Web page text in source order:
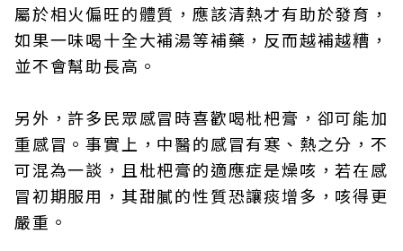
屬於相火偏旺的體質，應該清熱才有助於發育，
如果一味喝十全大補湯等補藥，反而越補越糟，
並不會幫助長高。
另外，許多民眾感冒時喜歡喝枇杷膏，卻可能加
重感冒。事實上，中醫的感冒有寒、熱之分，不
可混為一談，且枇杷膏的適應症是燥咳，若在感
冒初期服用，其甜膩的性質恐讓痰增多，咳得更
嚴重。